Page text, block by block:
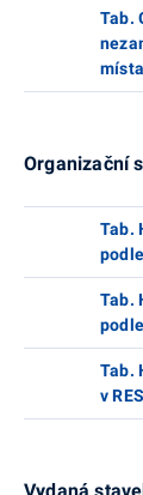
Tab.
Organizační
Tab.
Tab.
Tab.
v